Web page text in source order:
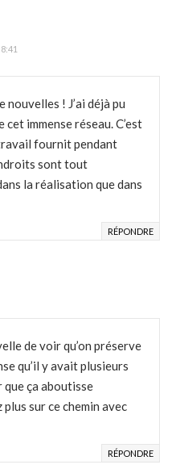
! J’ai déjà pu
immense réseau. C’est
fournit pendant
sont tout
la réalisation que dans
RÉPONDRE
de voir qu’on préserve
qu’il y avait plusieurs
ça aboutisse
sur ce chemin avec
RÉPONDRE